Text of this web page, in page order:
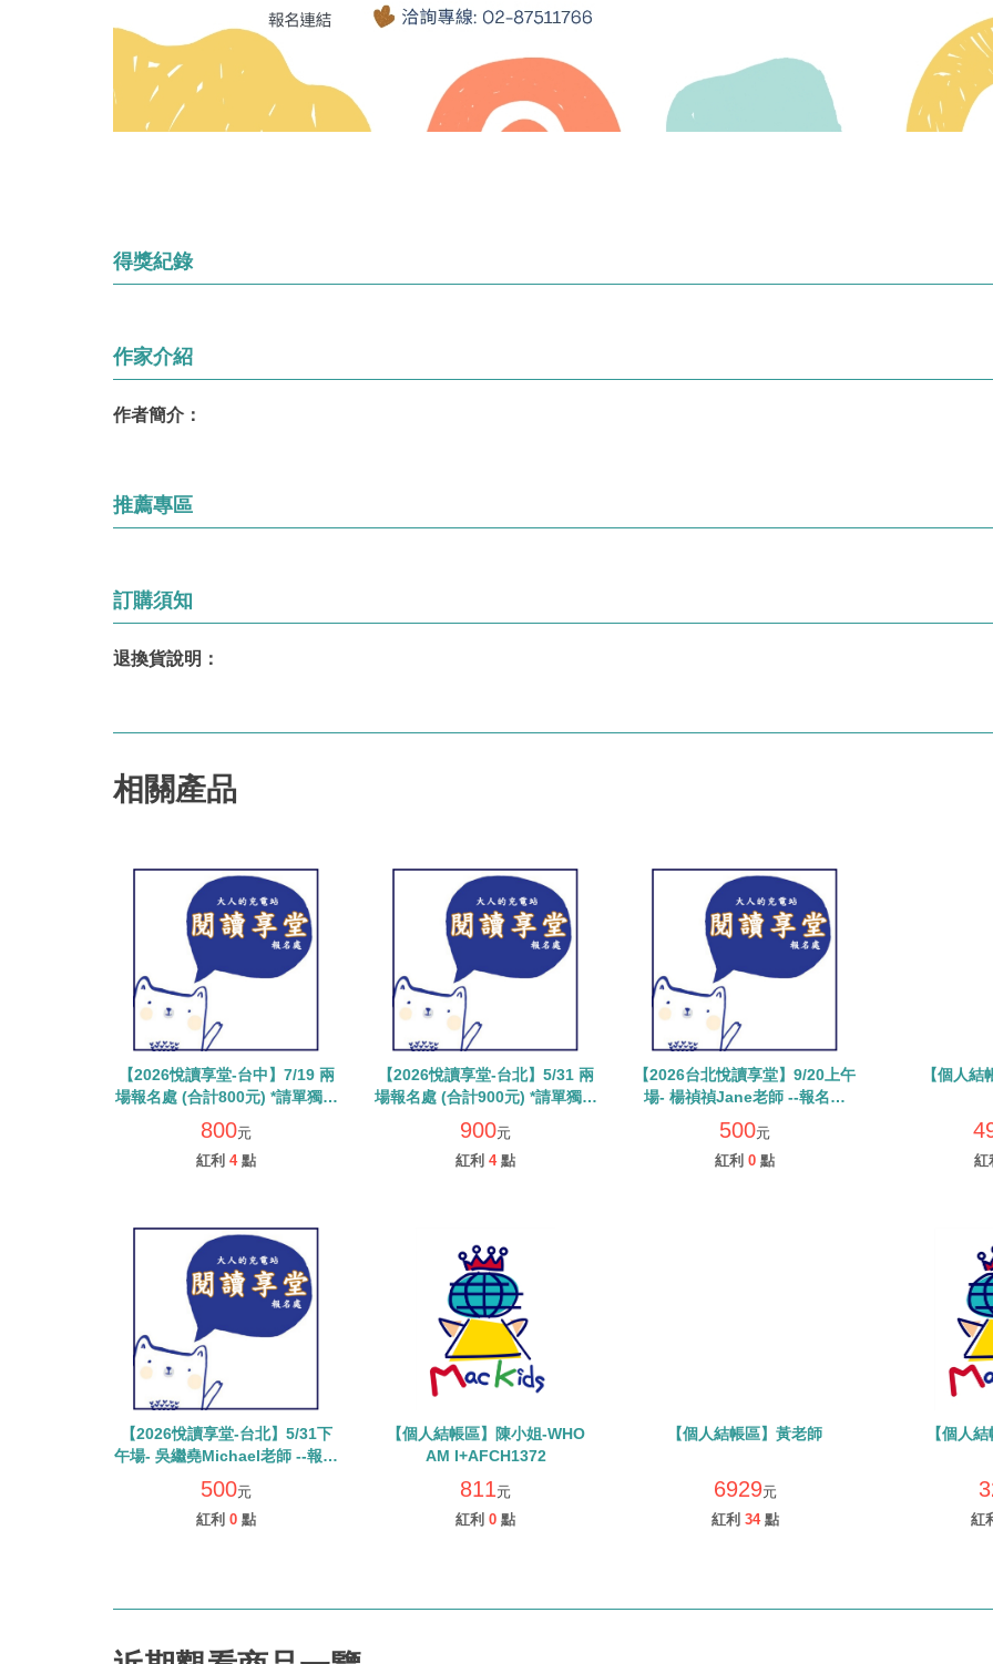
得獎紀錄
作家介紹
作者簡介：
推薦專區
訂購須知
退換貨說明：
相關產品
【2026悅讀享堂-台中】7/19 兩
場報名處 (合計800元) *請單獨下
單勿使用紅利與優惠券
800元
紅利 4 點
【2026悅讀享堂-台北】5/31 兩
場報名處 (合計900元) *請單獨下
單勿使用紅利與優惠券
900元
紅利 4 點
【2026台北悅讀享堂】9/20上午
場- 楊禎禎Jane老師 --報名處
(單場500元) **請單獨下單勿使用
優惠券/紅利點數
500元
紅利 0 點
【個人
紅
【2026悅讀享堂-台北】5/31下
午場- 吳繼堯Michael老師 --報名
處 (單場500元) **請單獨下單勿
使用優惠券/紅利點數
500元
紅利 0 點
【個人結帳區】陳小姐-WHO
AM I+AFCH1372
811元
紅利 0 點
【個人結帳區】黃老師
6929元
紅利 34 點
【個人
紅